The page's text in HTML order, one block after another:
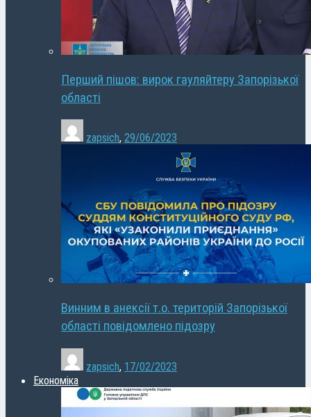
Перший пішов: вирок гауляйтеру Запорізької
області
zapsich, 29/06/2023
Винним в анексії т.о. територій Запорізької
області повідомлено підозру
zapsich, 17/02/2023
Економіка